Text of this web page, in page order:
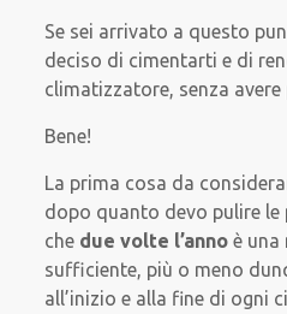
Se sei arrivato a questo
deciso di cimentarti e di
climatizzatore, senza
Bene!
La prima cosa da
dopo quanto devo pulire le
che due volte l’anno è una
sufficiente, più o meno
all’inizio e alla fine di ogni